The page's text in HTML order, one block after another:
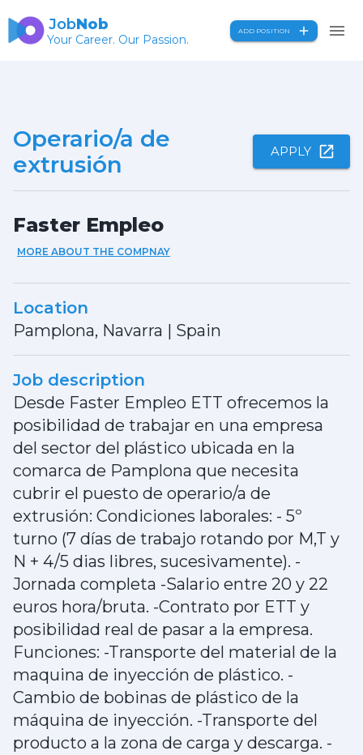
JobNob
Your Career. Our Passion.
ADD POSITION
Operario/a de
extrusión
APPLY
Faster Empleo
MORE ABOUT THE COMPNAY
Location
Pamplona, Navarra | Spain
Job description
Desde Faster Empleo ETT ofrecemos la
posibilidad de trabajar en una empresa
del sector del plástico ubicada en la
comarca de Pamplona que necesita
cubrir el puesto de operario/a de
extrusión: Condiciones laborales: - 5º
turno (7 días de trabajo rotando por M,T y
N + 4/5 dias libres, sucesivamente). -
Jornada completa -Salario entre 20 y 22
euros hora/bruta. -Contrato por ETT y
posibilidad real de pasar a la empresa.
Funciones: -Transporte del material de la
maquina de inyección de plástico. -
Cambio de bobinas de plástico de la
máquina de inyección. -Transporte del
producto a la zona de carga y descarga. -